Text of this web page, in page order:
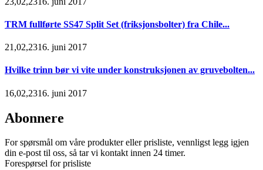
TRM fullførte SS47 Split Set (friksjonsbolter) fra Chile...
21,02,2316. juni 2017
Hvilke trinn bør vi vite under konstruksjonen av gruvebolten...
16,02,2316. juni 2017
Abonnere
For spørsmål om våre produkter eller prisliste, vennligst legg igjen
din e-post til oss, så tar vi kontakt innen 24 timer.
Forespørsel for prisliste